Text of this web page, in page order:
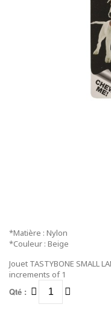
*Matière : Nylon
*Couleur : Beige
Jouet TASTYBONE SMALL
increments of 1
Qté :